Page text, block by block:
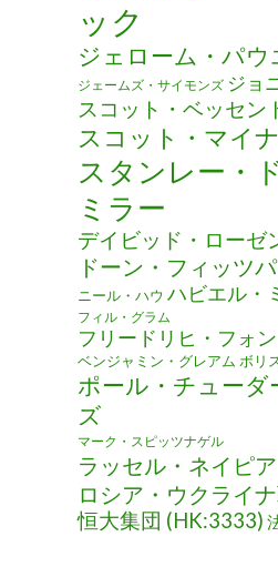
ック
ジェローム・パウ
ジェームズ・サイモンズ ジョ
スコット・ベッセン
スコット・マイ
スタンレー・
ミラー
デイビッド・ローゼ
ドーン・フィッツ
ニール・ハウ ハビエル・
フィル・グラム
フリードリヒ・フォ
ベンジャミン・グレアム ボリ
ポール・チューダ
ズ
マーク・スピッツナゲル
ラッセル・ネイピア
ロシア・ウクライ
恒大集団 (HK:3333)